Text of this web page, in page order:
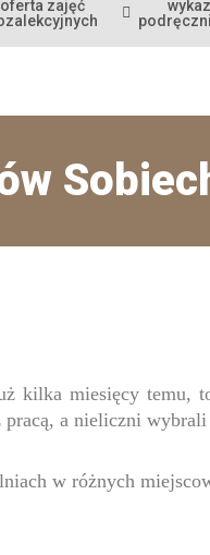
oferta zajęć
wykaz
kilka miesięcy temu,
a nieliczni wybrali
w różnych